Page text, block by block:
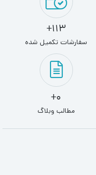
113+
سفارشات تکمیل شده
0+
مطالب وبلاگ